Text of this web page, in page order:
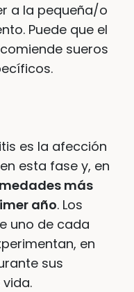
a la pequeña/o
Puede que el
sueros
es la afección
esta fase y, en
más
año. Los
uno de cada
en
sus